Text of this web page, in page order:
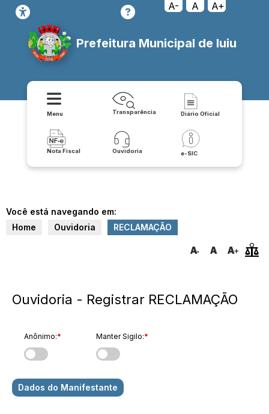
A- A A+
Prefeitura Municipal de Iuiu
Menu Transparência Diário Oficial
Nota Fiscal Ouvidoria e-SIC
Você está navegando em:
Home
Ouvidoria RECLAMAÇÃO
Ouvidoria - Registrar RECLAMAÇÃO
Anônimo:* Manter Sigilo:*
Dados do Manifestante